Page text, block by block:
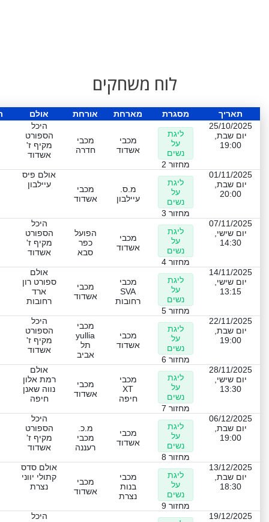
לוח משחקים
תאריך מסגרת מארחת אורחת אולם
25/10/2025
יום שבת,
19:00
ליגת
על
נשים
מחזור 2
מכבי
אשדוד
מכבי
חדרה
היכל
הספורט
מקיף ז'
אשדוד
01/11/2025
יום שבת,
20:00
ליגת
על
נשים
מחזור 3
מ.ס.
עיילבון
מכבי
אשדוד
אולם פיס
עיילבון
07/11/2025
יום שישי,
14:30
ליגת
על
נשים
מחזור 4
מכבי
אשדוד
הפועל
כפר
סבא
היכל
הספורט
מקיף ז'
אשדוד
14/11/2025
יום שישי,
13:15
ליגת
על
נשים
מחזור 5
מכבי
SVA
רחובות
מכבי
אשדוד
אולם
ספורט רון
ארד
רחובות
22/11/2025
יום שבת,
19:00
ליגת
על
נשים
מחזור 6
מכבי
אשדוד
מכבי
yullia
תל
אביב
היכל
הספורט
מקיף ז'
אשדוד
28/11/2025
יום שישי,
13:30
ליגת
על
נשים
מחזור 7
מכבי
XT
חיפה
מכבי
אשדוד
אולם
רמת אלון
נווה שאנן
חיפה
06/12/2025
יום שבת,
19:00
ליגת
על
נשים
מחזור 8
מכבי
אשדוד
מ.כ.
מכבי
רעננה
היכל
הספורט
מקיף ז'
אשדוד
13/12/2025
יום שבת,
18:30
ליגת
על
נשים
מחזור 9
מכבי
בנות
נצרת
מכבי
אשדוד
אולם סדס
קתולי יווני
נצרת
19/12/2025
היכל